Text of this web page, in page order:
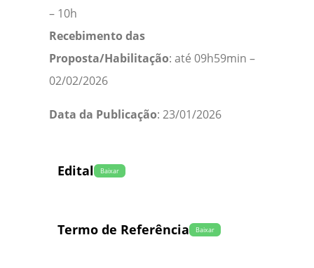
– 10h
Recebimento das
Proposta/Habilitação: até 09h59min –
02/02/2026
Data da Publicação: 23/01/2026
Edital Baixar
Termo de Referência Baixar